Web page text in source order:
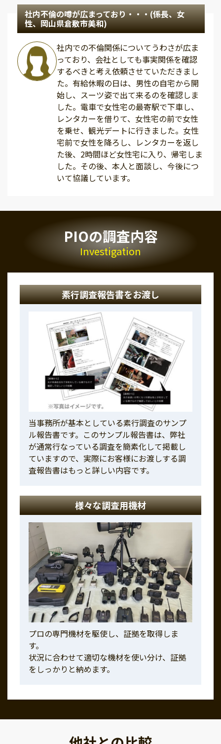
社内不倫の噂が広まっており・・・(係長、女
性、岡山県倉敷市美和)
社内での不倫関係についてうわさが広ま
っており、会社としても事実関係を確認
するべきと考え依頼させていただきまし
た。有給休暇の日は、男性の自宅から開
始し、スーツ姿で出て来るのを確認しま
した。電車で女性宅の最寄駅で下車し、
レンタカーを借りて、女性宅の前で女性
を乗せ、観光デートに行きました。女性
宅前で女性を降ろし、レンタカーを返し
た後、2時間ほど女性宅に入り、帰宅しま
した。その後、本人と面談し、今後につ
いて協議しています。
PIOの調査内容
Investigation
素行調査報告書をお渡し
当事務所が基本としている素行調査のサンプ
ル報告書です。このサンプル報告書は、弊社
が通常行なっている調査を簡素化して掲載し
ていますので、実際にお客様にお渡しする調
査報告書はもっと詳しい内容です。
様々な調査用機材
プロの専門機材を駆使し、証拠を取得しま
す。
状況に合わせて適切な機材を使い分け、証拠
をしっかりと納めます。